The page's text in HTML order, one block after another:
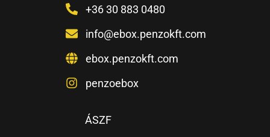
+36 30 883 0480
info@ebox.penzokft.com
ebox.penzokft.com
penzoebox
ÁSZF